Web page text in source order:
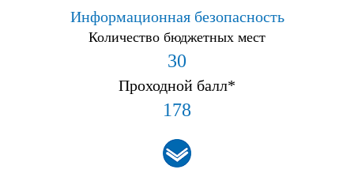
Информационная безопасность
Количество бюджетных мест
30
Проходной балл*
178